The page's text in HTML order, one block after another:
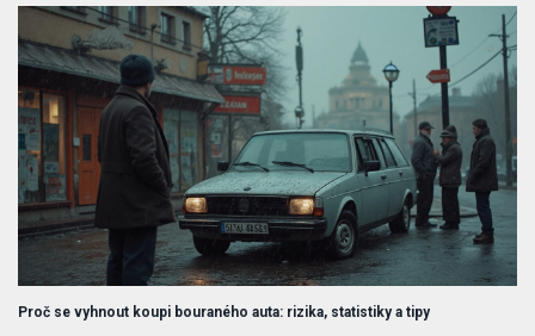
Proč se vyhnout koupi bouraného auta: rizika, statistiky a tipy